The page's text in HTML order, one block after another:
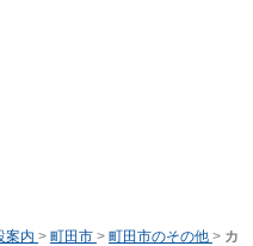
案内 > 町田市 > 町田市のその他 > カ